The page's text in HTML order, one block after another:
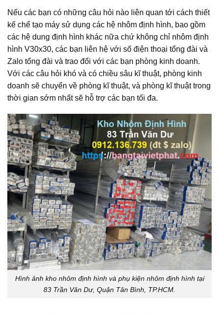
Nếu các bạn có những câu hỏi nào liên quan tới cách thiết
kế chế tạo máy sử dụng các hệ nhôm định hình, bao gồm
các hệ dung định hình khác nữa chứ không chỉ nhôm định
hình V30x30, các bạn liên hệ với số điện thoại tổng đài và
Zalo tổng đài và trao đổi với các bạn phòng kinh doanh.
Với các câu hỏi khó và có chiều sâu kĩ thuật, phòng kinh
doanh sẽ chuyển về phòng kĩ thuật, và phòng kĩ thuật trong
thời gian sớm nhất sẽ hỗ trợ các bạn tối đa.
Hình ảnh kho nhôm định hình và phụ kiện nhôm định hình tại
83 Trần Văn Dư, Quận Tân Bình, TP.HCM.